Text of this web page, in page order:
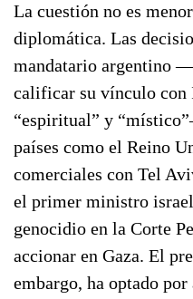
La cuestión no es
diplomática. Las
mandatario argentino
calificar su vínculo con
“espiritual” y
países como el Reino
comerciales con Tel
el primer ministro
genocidio en la Corte
accionar en Gaza. El
embargo, ha optado